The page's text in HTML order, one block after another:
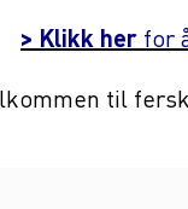
> Klikk herfor
til